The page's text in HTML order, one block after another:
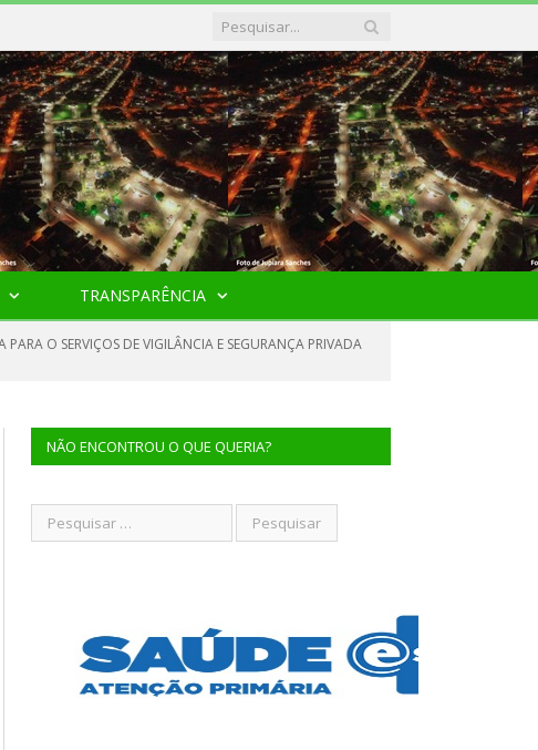
TRANSPARÊNCIA
O SERVIÇOS DE VIGILÂNCIA E SEGURANÇA PRIVADA
NÃO ENCONTROU O QUE QUERIA?